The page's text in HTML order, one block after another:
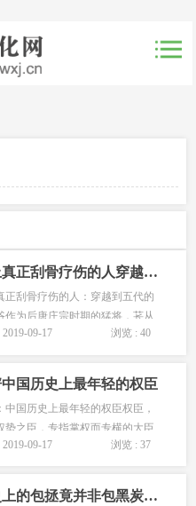
史上真正刮骨疗伤的人穿越到五代的关二爷
正刮骨疗伤的人：穿越到五代的
作为后唐庄宗时期的猛将，苌从
身可谓一般，其祖上世世代代以
09-17 浏览 : 40
国历史上最年轻的权臣
中国历史上最年轻的权臣权臣，
势之臣，专指掌权而专横的大臣
上，权臣层出不穷，如赵高、霍
09-17 浏览 : 37
历史上的包拯竟并非包黑炭而是一位白面书生